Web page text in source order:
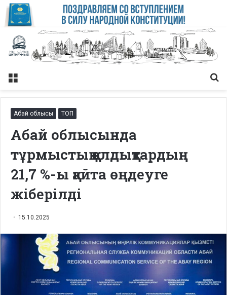
Меню
Абай облысы ТОП
Абай облысында
тұрмыстық қалдықтардың
21,7 %-ы қайта өңдеуге
жіберілді
15.10.2025